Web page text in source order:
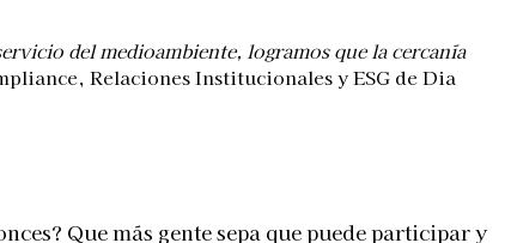
del medioambiente, logramos que la cercanía
Relaciones Institucionales y ESG de Dia
Que más gente sepa que puede participar y